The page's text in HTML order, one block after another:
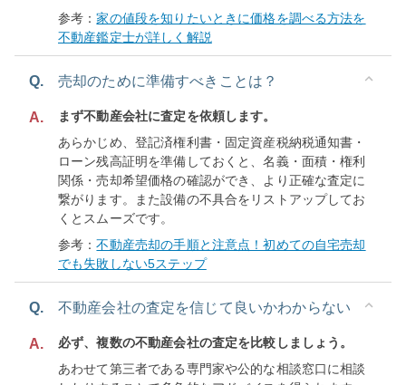
参考：家の値段を知りたいときに価格を調べる方法を
不動産鑑定士が詳しく解説
Q. 売却のために準備すべきことは？
A.
まず不動産会社に査定を依頼します。
あらかじめ、登記済権利書・固定資産税納税通知書・
ローン残高証明を準備しておくと、名義・面積・権利
関係・売却希望価格の確認ができ、より正確な査定に
繋がります。また設備の不具合をリストアップしてお
くとスムーズです。
参考：不動産売却の手順と注意点！初めての自宅売却
でも失敗しない5ステップ
Q. 不動産会社の査定を信じて良いかわからない
A.
必ず、複数の不動産会社の査定を比較しましょう。
あわせて第三者である専門家や公的な相談窓口に相談